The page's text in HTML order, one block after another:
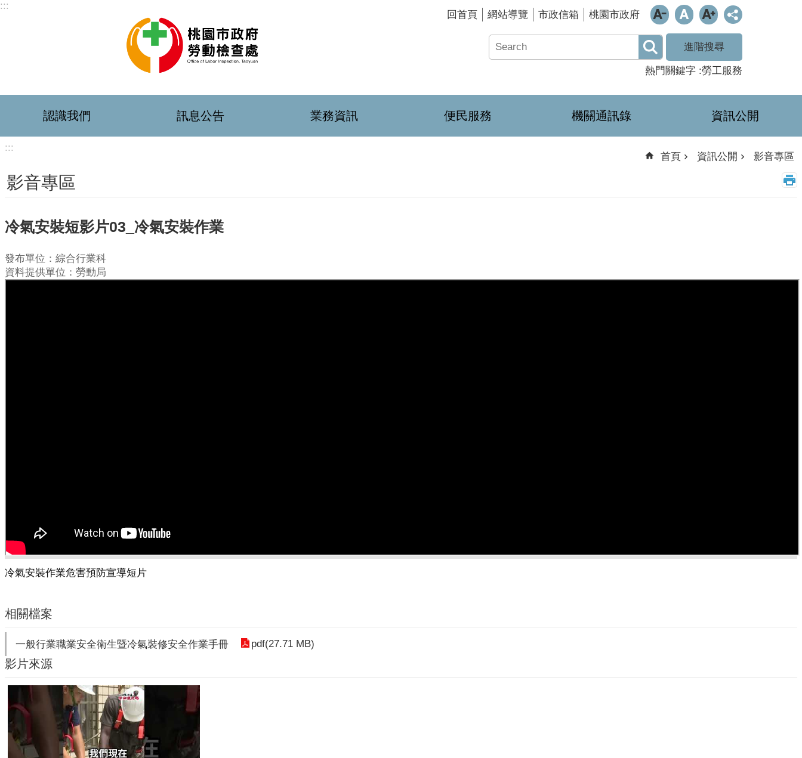
跳到主要內容區塊
:::
回首頁 網站導覽 市政信箱 桃園市政府
進階搜尋
熱門關鍵字 勞工服務
認識我們 訊息公告 業務資訊 便民服務 機關通訊錄 資訊公開
:::
首頁 資訊公開 影音專區
影音專區
冷氣安裝短影片03_冷氣安裝作業
發布單位：綜合行業科
資料提供單位：勞動局
冷氣安裝作業危害預防宣導短片
相關檔案
一般行業職業安全衛生暨冷氣裝修安全作業手冊 pdf(27.71 MB)
影片來源